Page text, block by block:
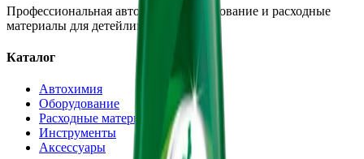
Профессиональная автохимия, оборудование и расходные
материалы для детейлинга.
Каталог
Автохимия
Оборудование
Расходные материалы
Инструменты
Аксессуары